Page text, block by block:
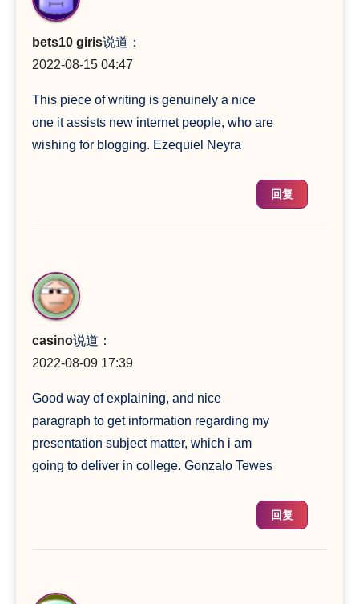
bets10 giris说道：
2022-08-15 04:47
This piece of writing is genuinely a nice
one it assists new internet people, who are
wishing for blogging. Ezequiel Neyra
回复
casino说道：
2022-08-09 17:39
Good way of explaining, and nice
paragraph to get information regarding my
presentation subject matter, which i am
going to deliver in college. Gonzalo Tewes
回复